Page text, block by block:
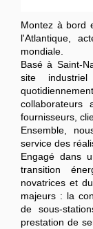
Montez à bord
l'Atlantique,
mondiale.
Basé à Saint-
site
collaborateurs
fournisseurs,
Ensemble,
service des
Engagé dans
transition
novatrices et
majeurs : la
de sous-
prestation de